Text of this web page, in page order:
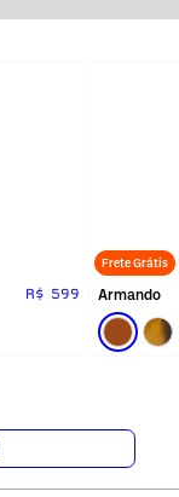
R$ 599
Frete Grátis
Armando